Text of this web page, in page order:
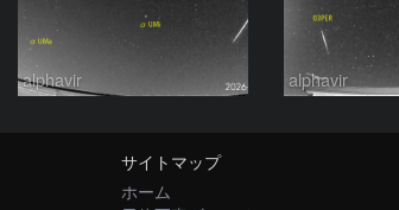
alphavir alphavir
サイトマップ
ホーム